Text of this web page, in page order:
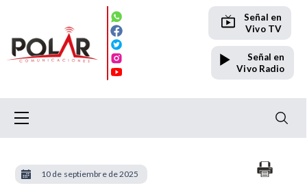
Señal en
Vivo TV
Señal en
Vivo Radio
10 de septiembre de 2025